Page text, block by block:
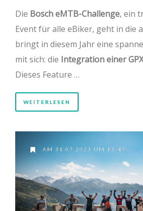
Die Bosch eMTB-Challenge, ein
Event für alle eBiker, geht in die
bringt in diesem Jahr eine
mit sich: die Integration einer
Dieses Feature …
WEITERLESEN
AM 31.07.2023 UM 13:47